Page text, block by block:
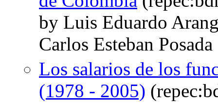
by Luis Eduardo
Carlos Esteban Posada
Los salarios de los
(1978 - 2005)